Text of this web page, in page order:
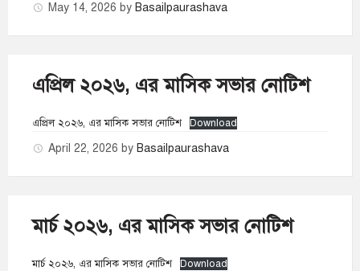
May 14, 2026 by Basailpaurashava
এপ্রিল ২০২৬, এর মাসিক সভার নোটিশ
এপ্রিল ২০২৬, এর মাসিক সভার নোটিশ Download
April 22, 2026 by Basailpaurashava
মার্চ ২০২৬, এর মাসিক সভার নোটিশ
মার্চ ২০২৬, এর মাসিক সভার নোটিশ Download